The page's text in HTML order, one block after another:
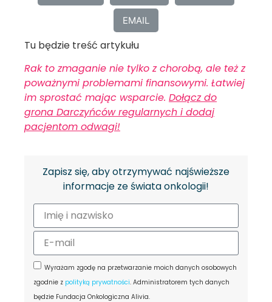
EMAIL
Tu będzie treść artykułu
Rak to zmaganie nie tylko z chorobą, ale też z
poważnymi problemami finansowymi. Łatwiej
im sprostać mając wsparcie. Dołącz do
grona Darczyńców regularnych i dodaj
pacjentom odwagi!
Zapisz się, aby otrzymywać najświeższe
informacje ze świata onkologii!
Wyrażam zgodę na przetwarzanie moich danych osobowych
zgodnie z polityką prywatności. Administratorem tych danych
będzie Fundacja Onkologiczna Alivia.